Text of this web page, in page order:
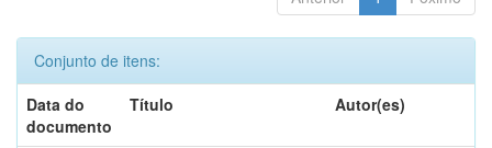
Conjunto de itens:
Data do
documento
Título Autor(es)